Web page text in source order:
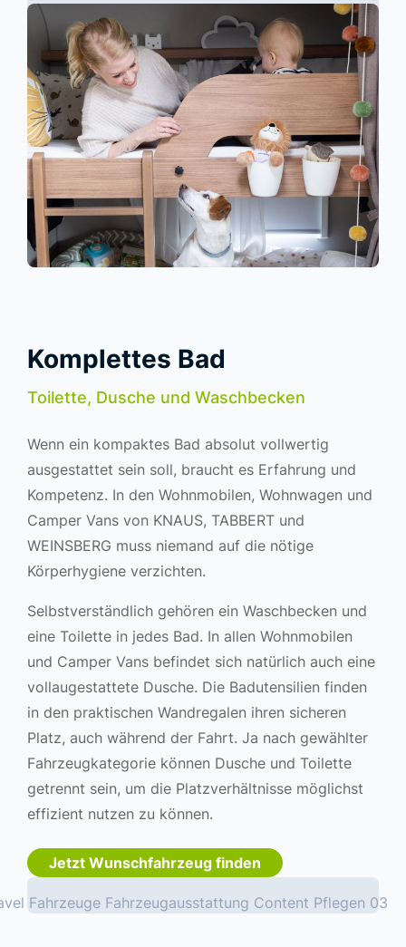
Komplettes Bad
Toilette, Dusche und Waschbecken
Wenn ein kompaktes Bad absolut vollwertig
ausgestattet sein soll, braucht es Erfahrung und
Kompetenz. In den Wohnmobilen, Wohnwagen und
Camper Vans von KNAUS, TABBERT und
WEINSBERG muss niemand auf die nötige
Körperhygiene verzichten.
Selbstverständlich gehören ein Waschbecken und
eine Toilette in jedes Bad. In allen Wohnmobilen
und Camper Vans befindet sich natürlich auch eine
vollaugestattete Dusche. Die Badutensilien finden
in den praktischen Wandregalen ihren sicheren
Platz, auch während der Fahrt. Ja nach gewählter
Fahrzeugkategorie können Dusche und Toilette
getrennt sein, um die Platzverhältnisse möglichst
effizient nutzen zu können.
Jetzt Wunschfahrzeug finden